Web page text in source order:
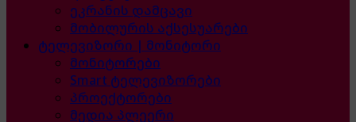
ეკრანის დამცავი
მობილურის აქსესუარები
ტელევიზორი | მონიტორი
მონიტორები
Smart ტელევიზორები
პროექტორები
მედია პლეერი